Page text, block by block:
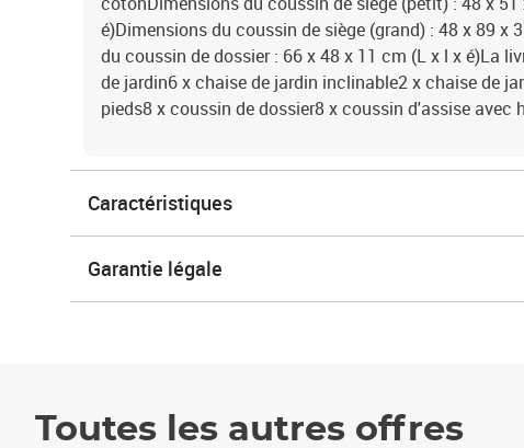
é)Dimensions du coussin de siège (grand) : 48 x 89 x
du coussin de dossier : 66 x 48 x 11 cm (L x l x é)La
de jardin6 x chaise de jardin inclinable2 x chaise de
pieds8 x coussin de dossier8 x coussin d'assise avec
Caractéristiques
Garantie légale
Toutes les autres offres